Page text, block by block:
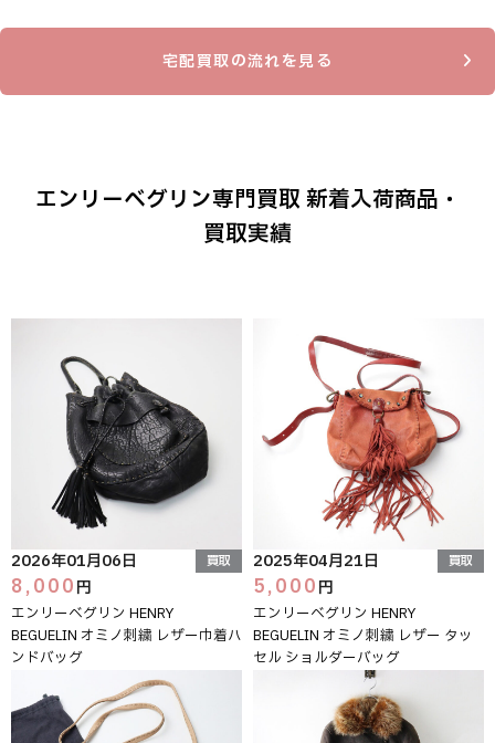
宅配買取の流れを見る
エンリーベグリン専門買取 新着入荷商品・
買取実績
2026年01月06日 買取
8,000円
エンリーベグリン HENRY
BEGUELIN オミノ刺繍 レザー巾着ハ
ンドバッグ
2025年04月21日 買取
5,000円
エンリーベグリン HENRY
BEGUELIN オミノ刺繍 レザー タッ
セル ショルダーバッグ